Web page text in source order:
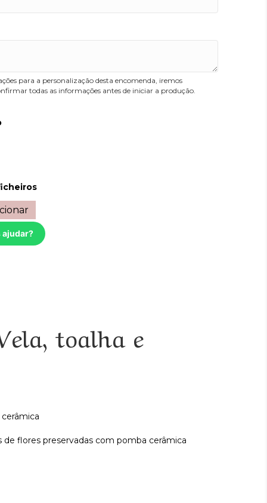
para a personalização desta encomenda, iremos
todas as informações antes de iniciar a produção.
ajudar?
toalha e
flores preservadas com pomba cerâmica